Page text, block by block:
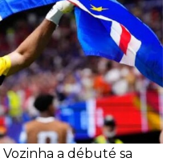
a débuté sa